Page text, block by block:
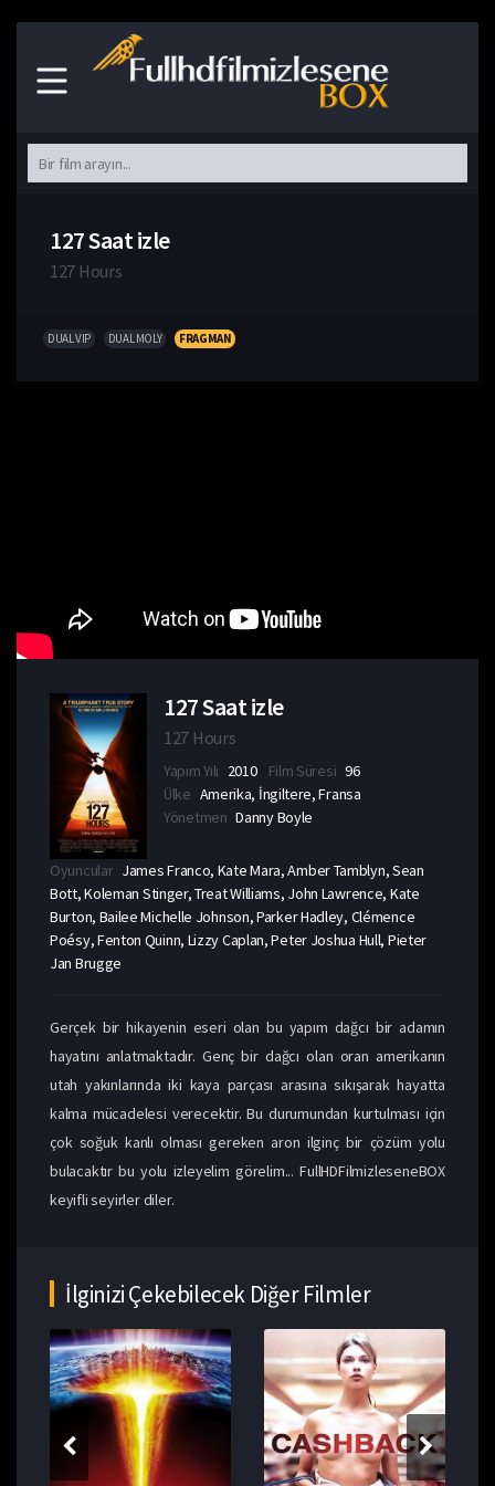
127 Saat izle
127 Hours
DUAL VIP DUAL MOLY FRAGMAN
127 Saat izle
127 Hours
Yapım Yılı 2010 Film Süresi 96
Ülke Amerika, İngiltere, Fransa
Yönetmen Danny Boyle
Oyuncular James Franco, Kate Mara, Amber Tamblyn, Sean
Bott, Koleman Stinger, Treat Williams, John Lawrence, Kate
Burton, Bailee Michelle Johnson, Parker Hadley, Clémence
Poésy, Fenton Quinn, Lizzy Caplan, Peter Joshua Hull, Pieter
Jan Brugge
Gerçek bir hikayenin eseri olan bu yapım dağcı bir adamın
hayatını anlatmaktadır. Genç bir dağcı olan oran amerikanın
utah yakınlarında iki kaya parçası arasına sıkışarak hayatta
kalma mücadelesi verecektir. Bu durumundan kurtulması için
çok soğuk kanlı olması gereken aron ilginç bir çözüm yolu
bulacaktır bu yolu izleyelim görelim... FullHDFilmizleseneBOX
keyifli seyirler diler.
İlginizi Çekebilecek Diğer Filmler